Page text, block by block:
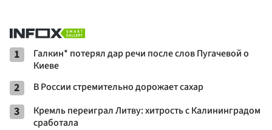
1
Галкин* потерял дар речи после слов Пугачевой о
Киеве
2 В России стремительно дорожает сахар
3
Кремль переиграл Литву: хитрость с Калининградом
сработала